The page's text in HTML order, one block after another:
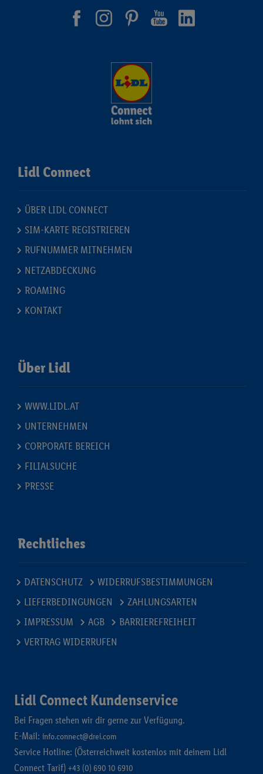
Lidl Connect
ÜBER LIDL CONNECT
SIM-KARTE REGISTRIEREN
RUFNUMMER MITNEHMEN
NETZABDECKUNG
ROAMING
KONTAKT
Über Lidl
WWW.LIDL.AT
UNTERNEHMEN
CORPORATE BEREICH
FILIALSUCHE
PRESSE
Rechtliches
DATENSCHUTZ
WIDERRUFSBESTIMMUNGEN
LIEFERBEDINGUNGEN
ZAHLUNGSARTEN
IMPRESSUM
AGB
BARRIEREFREIHEIT
VERTRAG WIDERRUFEN
Lidl Connect Kundenservice
Bei Fragen stehen wir dir gerne zur Verfügung.
E-Mail: info.connect@drei.com
Service Hotline: (Österreichweit kostenlos mit deinem Lidl
Connect Tarif) +43 (0) 690 10 6910